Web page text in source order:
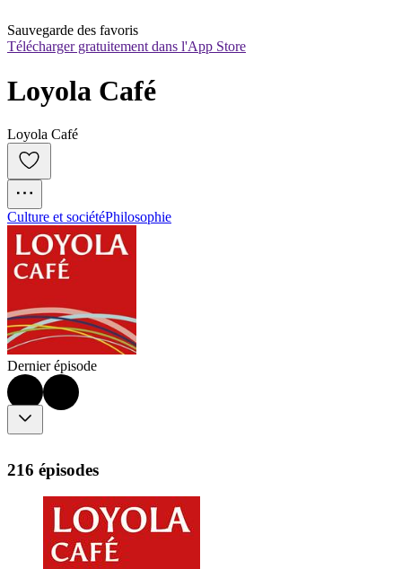
Sauvegarde des favoris
Télécharger gratuitement dans l'App Store
Loyola Café
Loyola Café
Culture et sociétéPhilosophie
Dernier épisode
216 épisodes